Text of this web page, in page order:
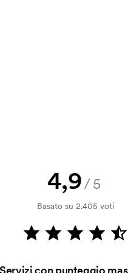
ricamo quale grafica
creare un cliché
applicato.
4,9/5
Basato su 2.405 voti